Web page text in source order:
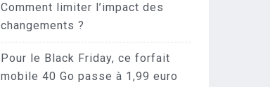
Comment limiter l’impact des
changements ?
Pour le Black Friday, ce forfait
mobile 40 Go passe à 1,99 euro